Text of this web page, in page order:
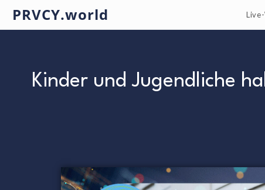
PRVCY.world
Kinder und Jugendliche